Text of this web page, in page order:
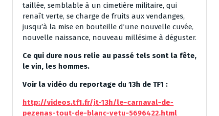
taillée, semblable à un cimetière militaire, qui
renaît verte, se charge de fruits aux vendanges,
jusqu’à la mise en bouteille d’une nouvelle cuvée,
nouvelle naissance, nouveau millésime à déguster.
Ce qui dure nous relie au passé tels sont la fête,
le vin, les hommes.
Voir la vidéo du reportage du 13h de TF1 :
http://videos.tf1.fr/jt-13h/le-carnaval-de-
pezenas-tout-de-blanc-vetu-5696422.html